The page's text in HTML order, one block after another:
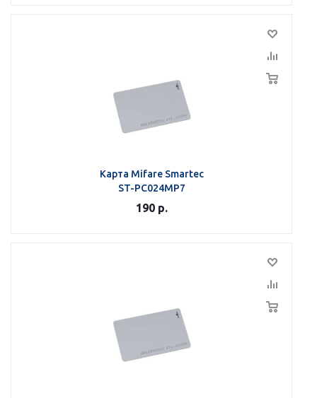
Карта Mifare Smartec
ST-PC024MP7
190 р.